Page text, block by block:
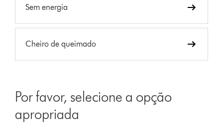
Sem energia
Cheiro de queimado
Por favor, selecione a opção
apropriada